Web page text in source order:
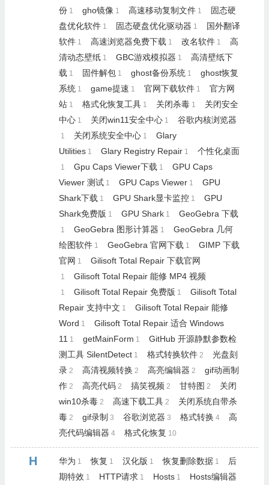
份 1 gho镜像 1 高速移动复制文件 1
固态硬
盘优化软件 1 固态硬盘优化驱动器 1
国外翻译
软件 1 高速浏览器免费下载 1 改名软件 1
高
清动态壁纸 1 GBC游戏模拟器 1
高清壁纸下
载 1 固件解包 1 ghost备份系统 1
ghost恢复
系统 1 game提速 1 官网下载软件 1
官方网
站 1 格式化恢复工具 1 关闭杀毒 1
关闭安全
中心 1 关闭win11安全中心 1 谷歌内核浏览器
1 关闭系统安全中心 1
Glary
Utilities 1 Glary Registry Repair 1 个性化桌面
1 Gpu Caps Viewer下载 1
GPU Caps
Viewer 测试 1 GPU Caps Viewer 1
GPU
Shark下载 1 GPU Shark显卡监控 1
GPU
Shark免费版 1 GPU Shark 1 GeoGebra 下载
1 GeoGebra 图形计算器 1
GeoGebra 几何
绘图软件 1 GeoGebra 官网下载 1
GIMP 下载
官网 1 Gilisoft Total Repair 下载官网
1 Gilisoft Total Repair 能修 MP4 视频
1 Gilisoft Total Repair 免费版 1
Gilisoft Total
Repair 支持中文 1
Gilisoft Total Repair 能修
Word 1
Gilisoft Total Repair 适合 Windows
11 1 getMainForm 1
GitHub 开源静默参数检
测工具 SilentDetect 1 格式转换软件 2
光盘刻
录 2 高清视频转换 2 高亮编辑器 2
gif动画制
作 2 高亮代码 2 搞笑视频 2 甘特图 2
关闭
win10杀毒 2 高速下载工具 2
关闭系统自带杀
毒 2 gif录制 3 谷歌浏览器 3 格式转换 4
高
亮代码编辑器 4 格式化恢复 10
H 华为 1 恢复 1 汉化版 1 恢复删除数据 1
后
期特效 1 HTTP请求 1 Hosts 1 Hosts编辑器